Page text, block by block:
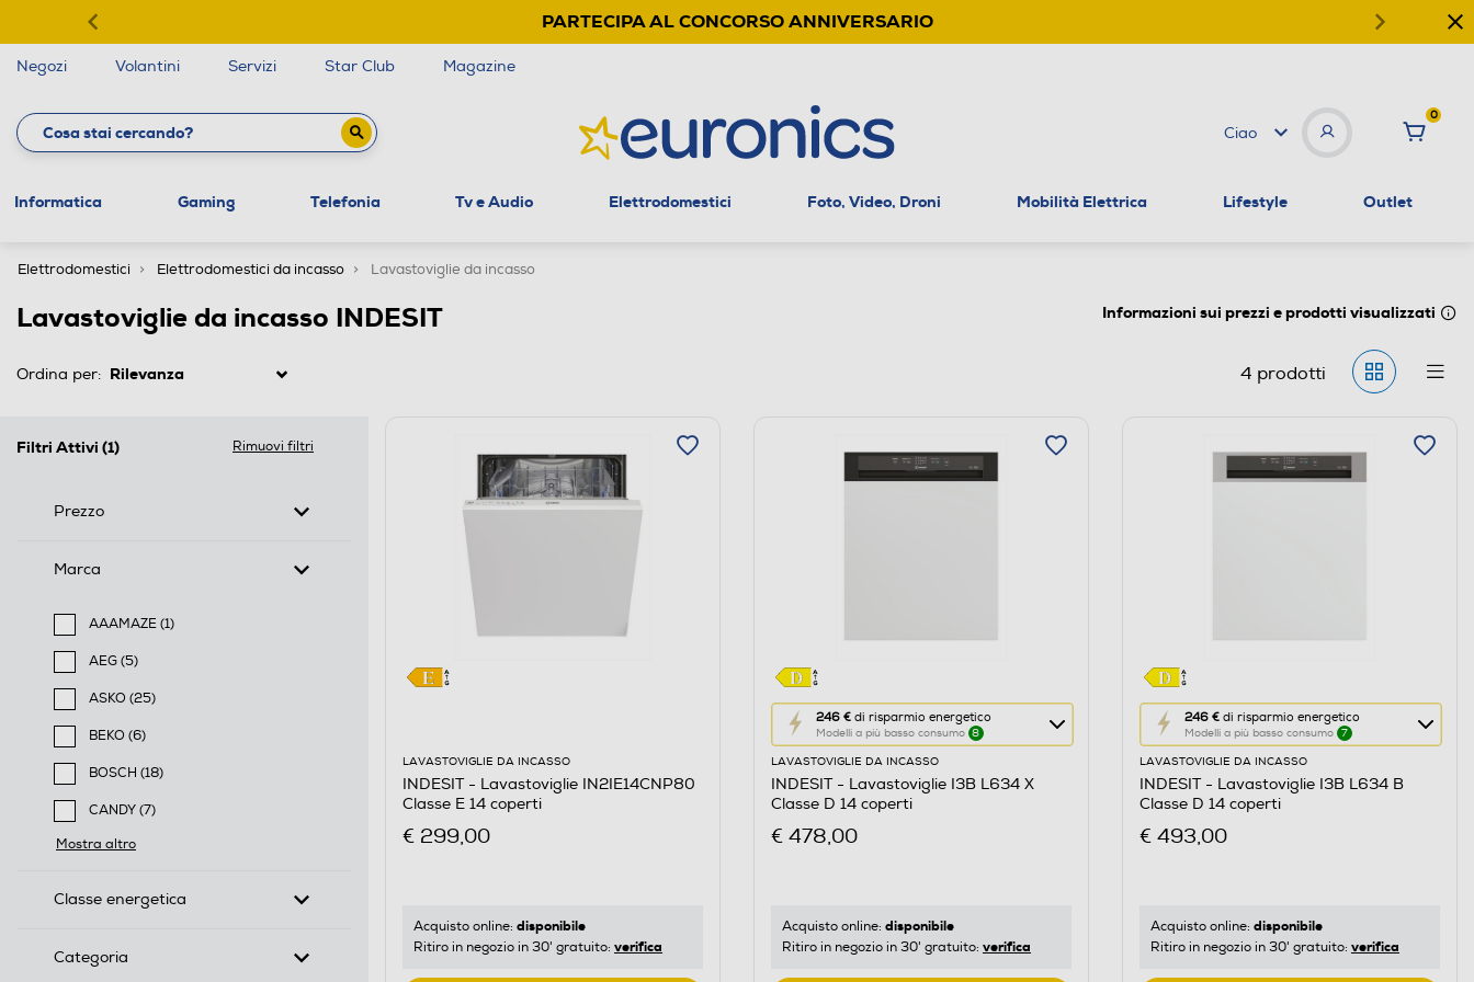
PARTECIPA AL CONCORSO ANNIVERSARIO
Negozi Volantini Servizi Star Club Magazine
Ciao
0
Informatica Gaming Telefonia Tv e Audio Elettrodomestici Foto, Video, Droni Mobilità Elettrica Lifestyle Outlet
Elettrodomestici Elettrodomestici da incasso Lavastoviglie da incasso
Lavastoviglie da incasso INDESIT Informazioni sui prezzi e prodotti visualizzati
Ordina per: 4 prodotti
Filtri Attivi (1) Rimuovi filtri
Prezzo
Marca
AAAMAZE (1)
Filtra per Marca: AAAMAZE
AEG (5)
Filtra per Marca: AEG
ASKO (25)
Filtra per Marca: ASKO
BEKO (6)
Filtra per Marca: BEKO
BOSCH (18)
Filtra per Marca: BOSCH
CANDY (7)
Filtra per Marca: CANDY
Mostra altro
Classe energetica
Categoria
LAVASTOVIGLIE DA INCASSO
INDESIT - Lavastoviglie IN2IE14CNP80
Classe E 14 coperti
€ 299,00
Acquisto online: disponibile
Ritiro in negozio in 30' gratuito: verifica
246 €di risparmio energetico
Modelli a più basso consumo 8
Questa
azione
aprirà
il
di
di
Youreko.
LAVASTOVIGLIE DA INCASSO
INDESIT - Lavastoviglie I3B L634 X
Classe D 14 coperti
€ 478,00
Acquisto online: disponibile
Ritiro in negozio in 30' gratuito: verifica
246 €di risparmio energetico
Modelli a più basso consumo 7
Questa
azione
aprirà
il
di
di
Youreko.
LAVASTOVIGLIE DA INCASSO
INDESIT - Lavastoviglie I3B L634 B
Classe D 14 coperti
€ 493,00
Acquisto online: disponibile
Ritiro in negozio in 30' gratuito: verifica